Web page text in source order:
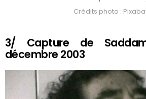
Crédits photo :
3/ Capture de
décembre 2003